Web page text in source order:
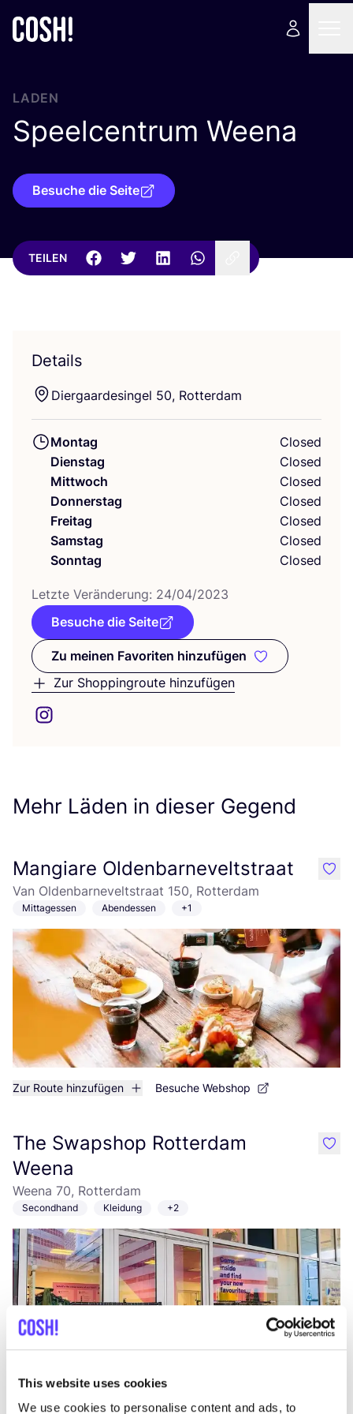
This website uses cookies
We use cookies to personalise content and ads, to
LADEN
Speelcentrum Weena
Besuche die Seite
TEILEN
Details
Dier­gaar­des­in­gel 50, Rotterdam
Montag
Closed
Dienstag
Closed
Mittwoch
Closed
Donnerstag
Closed
Freitag
Closed
Samstag
Closed
Sonntag
Closed
Letz­te Ver­än­de­rung: 24/04/2023
Besuche die Seite
Zu meinen Favoriten hinzufügen
Zu meinen Favoriten
Zur Shoppingroute hinzufügen
Mehr Läden in dieser Gegend
Mangiare Oldenbarneveltstraat
Van Oldenbarneveltstraat 150, Rotterdam
Mittagessen Abendessen +1
Zur Route hinzufügen Besuche Webshop
like
The Swapshop Rotterdam
Weena
Weena 70, Rotterdam
Secondhand Kleidung +2
Zur Route hinzufügen Besuche Webshop
like